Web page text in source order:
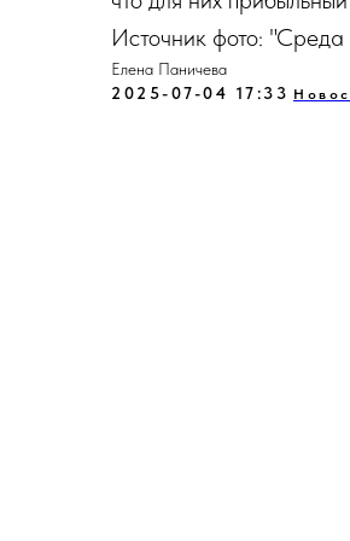
Источник фото:
Елена Паничева
2025-07-04 17:33